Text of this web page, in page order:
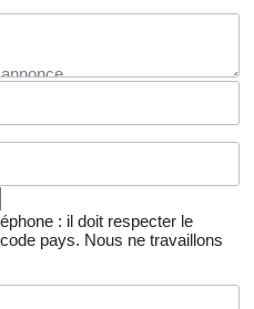
: il doit respecter le
pays. Nous ne travaillons